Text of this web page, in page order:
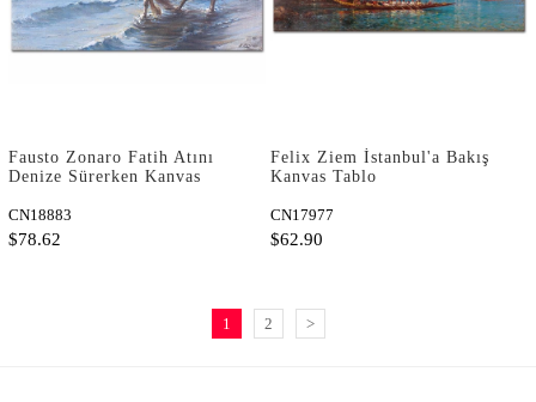
Fausto Zonaro Fatih Atını
Denize Sürerken Kanvas
CN18883
$78.62
Felix Ziem İstanbul'a Bakış
Kanvas Tablo
CN17977
$62.90
1 2 >